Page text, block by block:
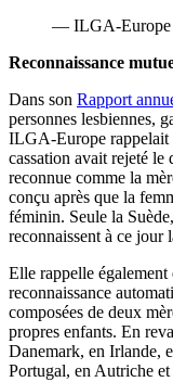
— ILGA-Europe
Reconnaissance
Dans son Rapport
personnes lesbiennes,
ILGA-Europe rappelait
cassation avait rejeté le
reconnue comme la
conçu après que la
féminin. Seule la
reconnaissent à ce jour
Elle rappelle également
reconnaissance
composées de deux
propres enfants. En
Danemark, en Irlande,
Portugal, en Autriche